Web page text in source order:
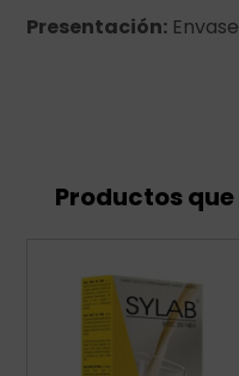
Presentación:
Productos